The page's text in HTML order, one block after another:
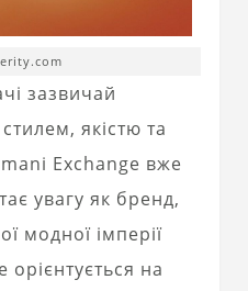
зазвичай
якістю та
Exchange вже
увагу як бренд,
модної імперії
на